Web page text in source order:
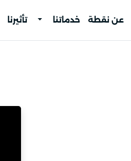
عن نقطة خدماتنا تأثيرنا